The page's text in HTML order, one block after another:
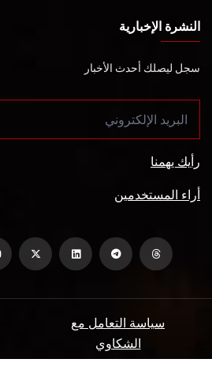
النشرة الإخبارية
سجل ليصلك أحدث الأخبار
رأيك يهمنا
أراء المستخدمين
سياسة التعامل مع
الشكاوي